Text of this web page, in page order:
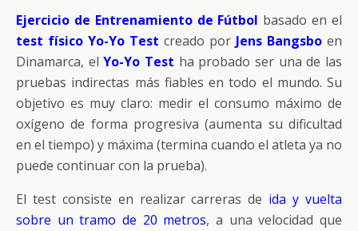
Ejercicio de Entrenamiento de Fútbol basado en el
test físico Yo-Yo Test creado por Jens Bangsbo en
Dinamarca, elYo-Yo Test ha probado ser una de las
pruebas indirectas más fiables en todo el mundo. Su
objetivo es muy claro: medir el consumo máximo de
oxígeno de forma progresiva (aumenta su dificultad
en el tiempo) y máxima (termina cuando el atleta ya no
puede continuar con la prueba).
El test consiste en realizar carreras de ida y vuelta
sobre un tramo de 20 metros, a una velocidad que